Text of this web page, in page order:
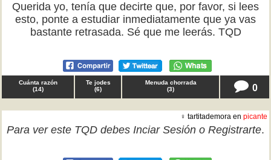
Querida yo, tenía que decirte que, por favor, si lees
esto, ponte a estudiar inmediatamente que ya vas
bastante retrasada. Sé que me leerás. TQD
Cuánta razón
(14)
Te jodes
(6)
Menuda chorrada
(3) 0
♀ tartitademora en picante
Para ver este TQD debes Inciar Sesión o Registrarte.